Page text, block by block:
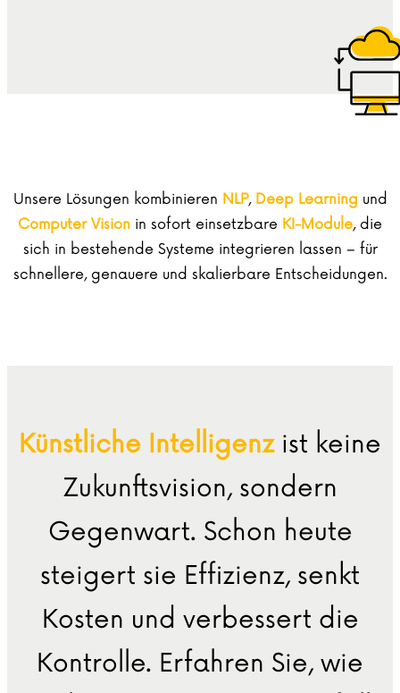
Unsere Lösungen kombinieren NLP, Deep Learning und
Computer Vision in sofort einsetzbare KI-Module, die
sich in bestehende Systeme integrieren lassen – für
schnellere, genauere und skalierbare Entscheidungen.
Künstliche Intelligenz ist keine
Zukunftsvision, sondern
Gegenwart. Schon heute
steigert sie Effizienz, senkt
Kosten und verbessert die
Kontrolle. Erfahren Sie, wie